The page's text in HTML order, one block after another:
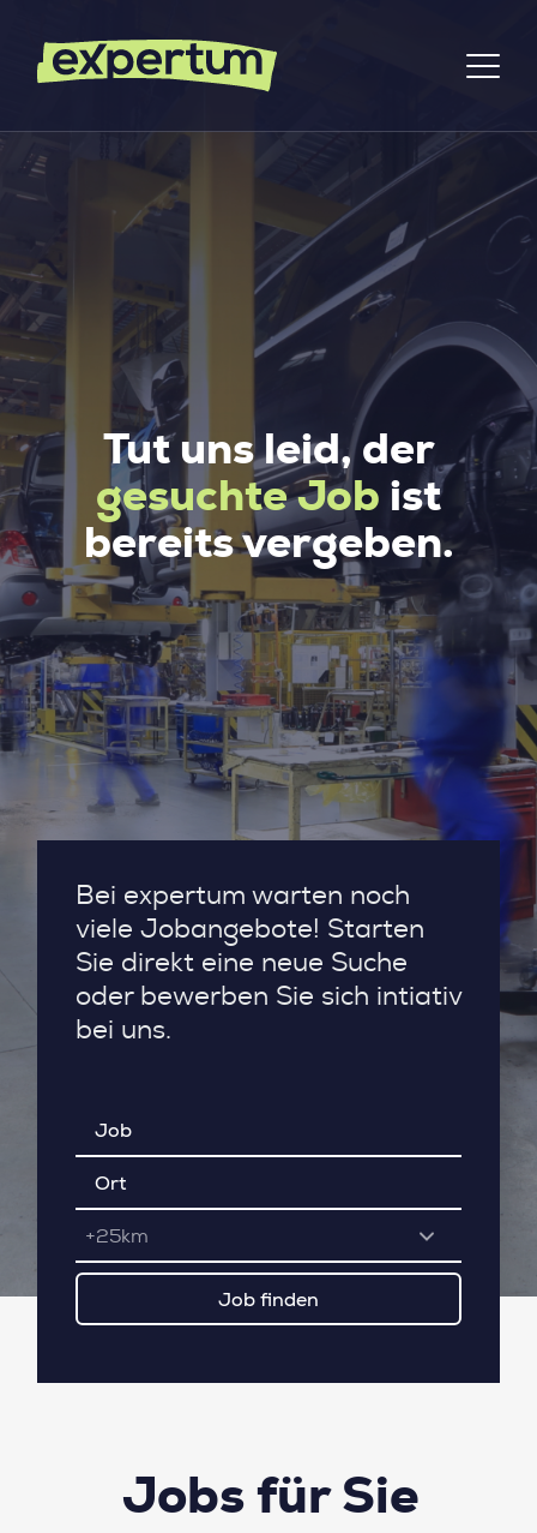
Tut uns leid, der
gesuchte Job ist
bereits vergeben.
Bei expertum warten noch
viele Jobangebote! Starten
Sie direkt eine neue Suche
oder bewerben Sie sich intiativ
bei uns.
+25km